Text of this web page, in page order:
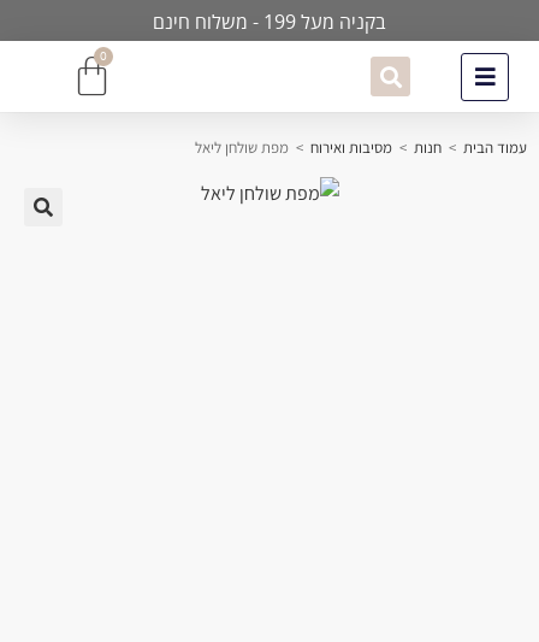
בקניה מעל 199 - משלוח חינם
0
עמוד הבית > חנות > מסיבות ואירוח > מפת שולחן ליאל